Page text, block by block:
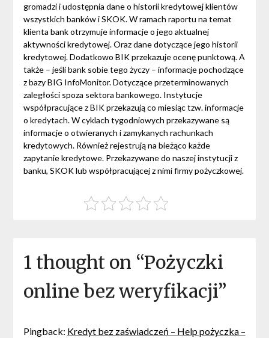
gromadzi i udostępnia dane o historii kredytowej klientów
wszystkich banków i SKOK. W ramach raportu na temat
klienta bank otrzymuje informacje o jego aktualnej
aktywności kredytowej. Oraz dane dotyczące jego historii
kredytowej. Dodatkowo BIK przekazuje ocenę punktową. A
także – jeśli bank sobie tego życzy – informacje pochodzące
z bazy BIG InfoMonitor. Dotyczące przeterminowanych
zaległości spoza sektora bankowego. Instytucje
współpracujące z BIK przekazują co miesiąc tzw. informacje
o kredytach. W cyklach tygodniowych przekazywane są
informacje o otwieranych i zamykanych rachunkach
kredytowych. Również rejestrują na bieżąco każde
zapytanie kredytowe. Przekazywane do naszej instytucji z
banku, SKOK lub współpracującej z nimi firmy pożyczkowej.
1 thought on “Pożyczki
online bez weryfikacji”
Pingback: Kredyt bez zaświadczeń – Help pożyczka –